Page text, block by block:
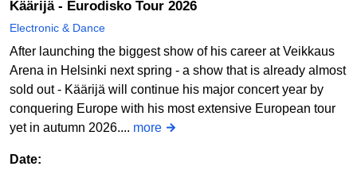
Käärijä - Eurodisko Tour 2026
Electronic & Dance
After launching the biggest show of his career at Veikkaus
Arena in Helsinki next spring - a show that is already almost
sold out - Käärijä will continue his major concert year by
conquering Europe with his most extensive European tour
yet in autumn 2026.... more
Date: